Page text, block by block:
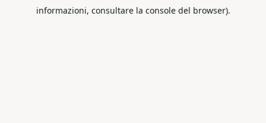
informazioni, consultare la console del browser).